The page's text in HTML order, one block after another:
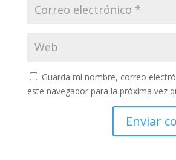
Guarda mi nombre, correo
este navegador para la próxima vez